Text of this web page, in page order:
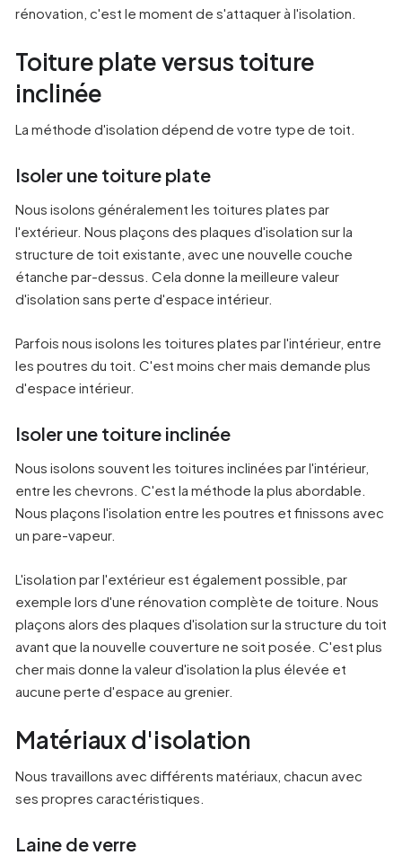
rénovation, c'est le moment de s'attaquer à l'isolation.
Toiture plate versus toiture
inclinée
La méthode d'isolation dépend de votre type de toit.
Isoler une toiture plate
Nous isolons généralement les toitures plates par
l'extérieur. Nous plaçons des plaques d'isolation sur la
structure de toit existante, avec une nouvelle couche
étanche par-dessus. Cela donne la meilleure valeur
d'isolation sans perte d'espace intérieur.
Parfois nous isolons les toitures plates par l'intérieur, entre
les poutres du toit. C'est moins cher mais demande plus
d'espace intérieur.
Isoler une toiture inclinée
Nous isolons souvent les toitures inclinées par l'intérieur,
entre les chevrons. C'est la méthode la plus abordable.
Nous plaçons l'isolation entre les poutres et finissons avec
un pare-vapeur.
L'isolation par l'extérieur est également possible, par
exemple lors d'une rénovation complète de toiture. Nous
plaçons alors des plaques d'isolation sur la structure du toit
avant que la nouvelle couverture ne soit posée. C'est plus
cher mais donne la valeur d'isolation la plus élevée et
aucune perte d'espace au grenier.
Matériaux d'isolation
Nous travaillons avec différents matériaux, chacun avec
ses propres caractéristiques.
Laine de verre